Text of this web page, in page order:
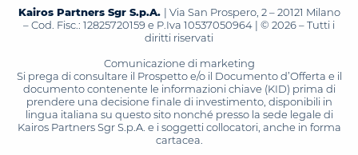
Kairos Partners Sgr S.p.A. | Via San Prospero, 2 – 20121 Milano
– Cod. Fisc.: 12825720159 e P.Iva 10537050964 | © 2026 – Tutti i
diritti riservati
Comunicazione di marketing
Si prega di consultare il Prospetto e/o il Documento d’Offerta e il
documento contenente le informazioni chiave (KID) prima di
prendere una decisione finale di investimento, disponibili in
lingua italiana su questo sito nonché presso la sede legale di
Kairos Partners Sgr S.p.A. e i soggetti collocatori, anche in forma
cartacea.